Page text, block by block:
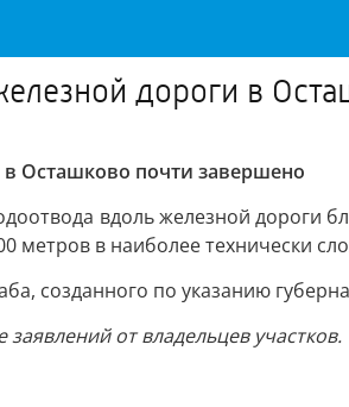
дороги в
Осташково почти завершено
вдоль железной дороги
метров в наиболее технически
созданного по указанию
от владельцев участков.